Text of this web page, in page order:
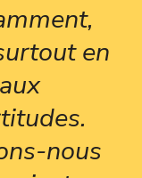
en
nous